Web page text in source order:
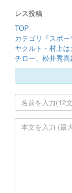
レス投稿
TOP
カテゴリ『スポー
ヤクルト・村上
チロー、松井秀喜